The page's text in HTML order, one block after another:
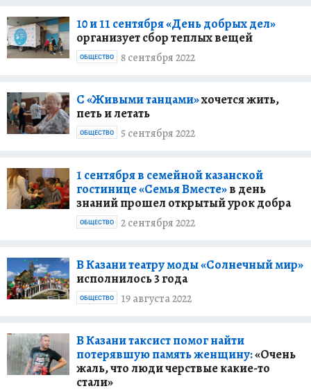
10 и 11 сентября «День добрых дел»
организует сбор теплых вещей
8 сентября 2022
ОБЩЕСТВО
С «Живыми танцами»хочется жить,
петь и летать
5 сентября 2022
ОБЩЕСТВО
1 сентября в семейной казанской
гостинице «Семья Вместе»в день
знаний прошел открытый урок добра
2 сентября 2022
ОБЩЕСТВО
В Казани театру моды «Солнечный мир»
исполнилось 3 года
19 августа 2022
ОБЩЕСТВО
В Казани таксист помог найти
потерявшую память женщину:«Очень
жаль, что люди черствые какие-то
стали»